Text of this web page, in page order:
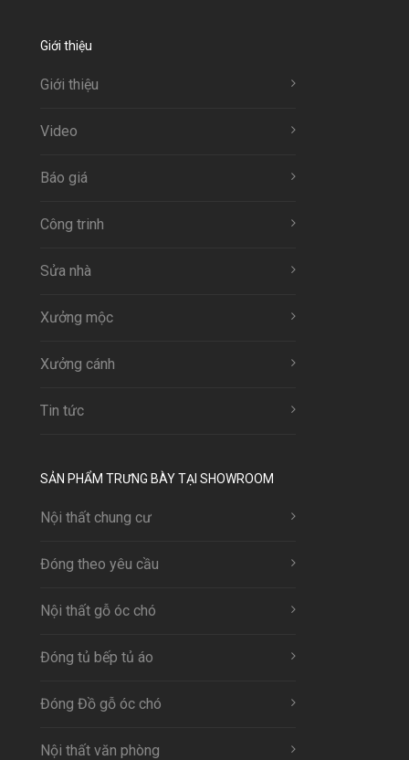
Giới thiệu
Giới thiệu
Video
Báo giá
Công trinh
Sửa nhà
Xưởng mộc
Xưởng cánh
Tin tức
SẢN PHẨM TRƯNG BÀY TẠI SHOWROOM
Nội thất chung cư
Đóng theo yêu cầu
Nội thất gỗ óc chó
Đóng tủ bếp tủ áo
Đóng Đồ gỗ óc chó
Nội thất văn phòng